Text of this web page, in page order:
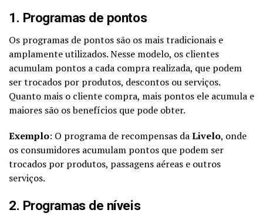
1. Programas de pontos
Os programas de pontos são os mais tradicionais e
amplamente utilizados. Nesse modelo, os clientes
acumulam pontos a cada compra realizada, que podem
ser trocados por produtos, descontos ou serviços.
Quanto mais o cliente compra, mais pontos ele acumula e
maiores são os benefícios que pode obter.
Exemplo: O programa de recompensas daLivelo, onde
os consumidores acumulam pontos que podem ser
trocados por produtos, passagens aéreas e outros
serviços.
2. Programas de níveis